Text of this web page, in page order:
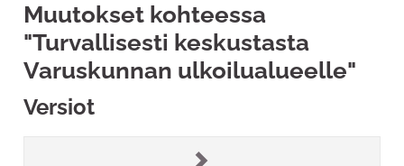
Muutokset kohteessa
"Turvallisesti keskustasta
Varuskunnan ulkoilualueelle"
Versiot